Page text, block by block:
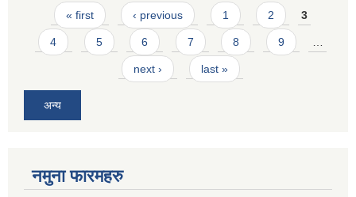
Pages
« first ‹ previous 1 2 3
4 5 6 7 8 9
next › last »
अन्य
नमुना फारमहरु